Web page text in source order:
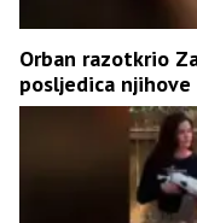
Orban razotkrio
posljedica